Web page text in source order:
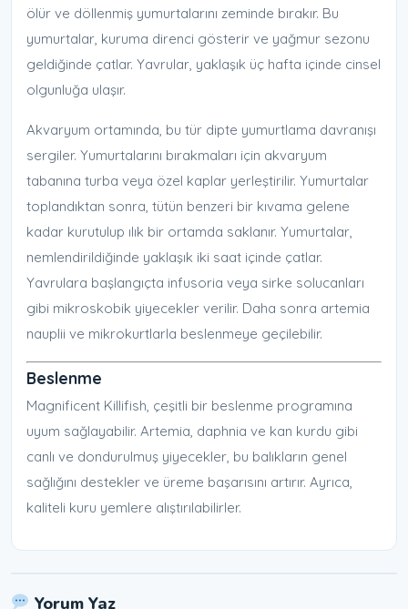
ölür ve döllenmiş yumurtalarını zeminde bırakır. Bu
yumurtalar, kuruma direnci gösterir ve yağmur sezonu
geldiğinde çatlar. Yavrular, yaklaşık üç hafta içinde cinsel
olgunluğa ulaşır.
Akvaryum ortamında, bu tür dipte yumurtlama davranışı
sergiler. Yumurtalarını bırakmaları için akvaryum
tabanına turba veya özel kaplar yerleştirilir. Yumurtalar
toplandıktan sonra, tütün benzeri bir kıvama gelene
kadar kurutulup ılık bir ortamda saklanır. Yumurtalar,
nemlendirildiğinde yaklaşık iki saat içinde çatlar.
Yavrulara başlangıçta infusoria veya sirke solucanları
gibi mikroskobik yiyecekler verilir. Daha sonra artemia
nauplii ve mikrokurtlarla beslenmeye geçilebilir.
Beslenme
Magnificent Killifish, çeşitli bir beslenme programına
uyum sağlayabilir. Artemia, daphnia ve kan kurdu gibi
canlı ve dondurulmuş yiyecekler, bu balıkların genel
sağlığını destekler ve üreme başarısını artırır. Ayrıca,
kaliteli kuru yemlere alıştırılabilirler.
Yorum Yaz